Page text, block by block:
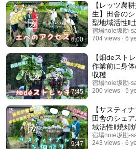
6:00
【レッツ農
生】田舎の
型地域活性‖
んなで休耕地
再生！＠信
宿場noie坂勘-
704 views
6
7:45
【畑deスト
作業前に身
収穫
宿場noie坂勘-
200 views
5
9:47
【サスティ
田舎のシェ
域活性‖焼却
料と廃土をミ
て廃ブロック
宿場noie坂勘-
243 views
6